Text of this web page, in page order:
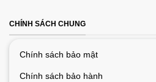
CHÍNH SÁCH CHUNG
Chính sách bảo mật
Chính sách bảo hành